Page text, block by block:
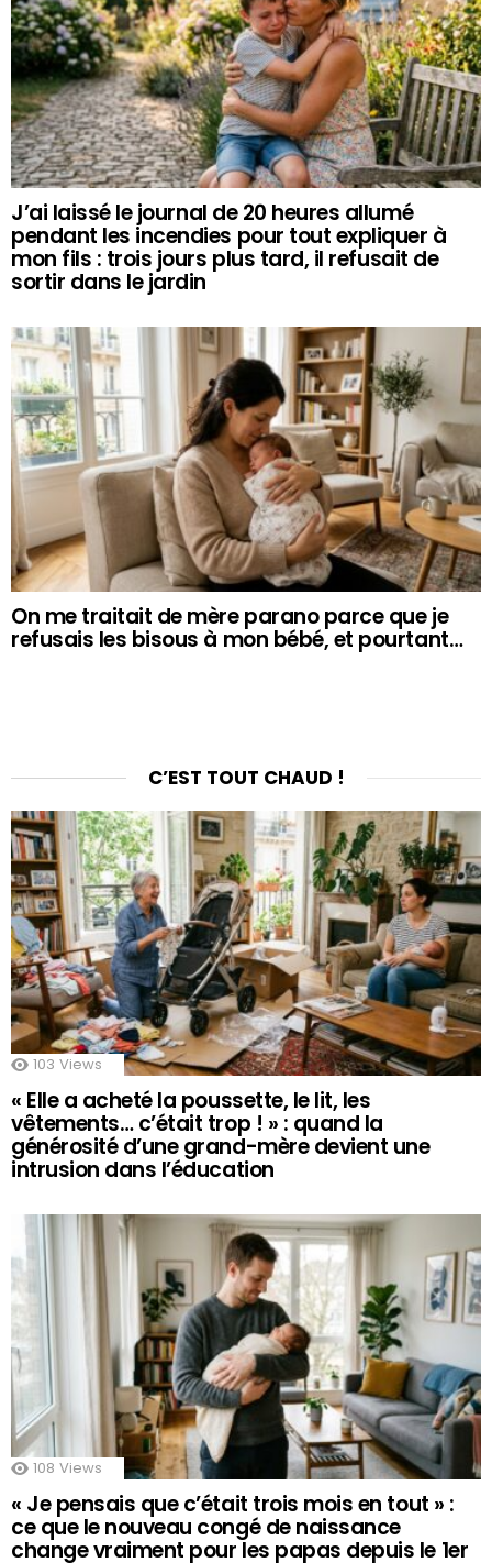
J’ai laissé le journal de 20 heures allumé
pendant les incendies pour tout expliquer à
mon fils : trois jours plus tard, il refusait de
sortir dans le jardin
On me traitait de mère parano parce que je
refusais les bisous à mon bébé, et pourtant…
C’EST TOUT CHAUD !
103 Views
« Elle a acheté la poussette, le lit, les
vêtements… c’était trop ! » : quand la
générosité d’une grand-mère devient une
intrusion dans l’éducation
108 Views
« Je pensais que c’était trois mois en tout » :
ce que le nouveau congé de naissance
change vraiment pour les papas depuis le 1er